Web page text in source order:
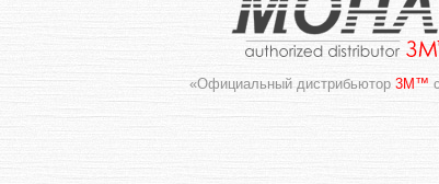
«Официальный дистрибьютор 3M™